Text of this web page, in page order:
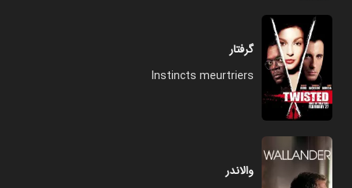
گرفتار
Instincts meurtriers
والاندر